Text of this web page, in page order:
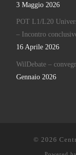
3 Maggio 2026
POT L1/L20
– Incontro
16 Aprile 2026
WilDebate –
Gennaio 2026
© 2026